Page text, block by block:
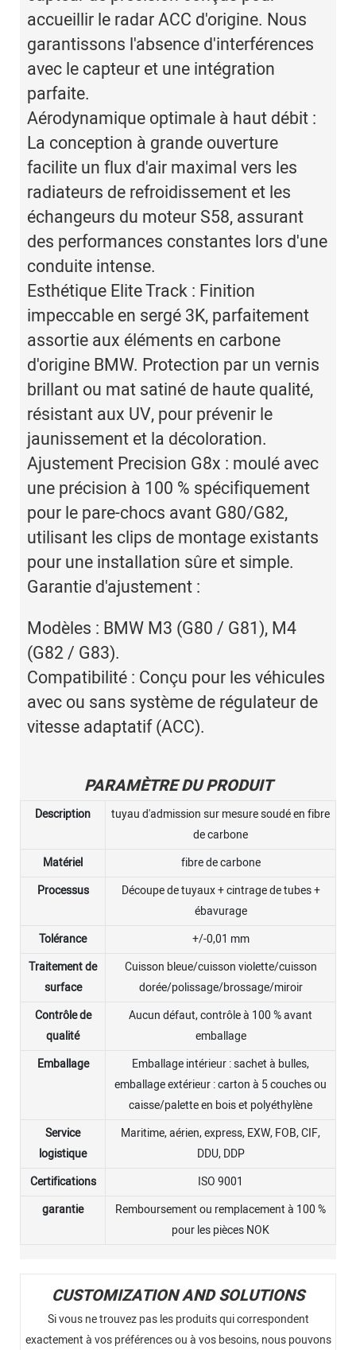
accueillir le radar ACC d'origine. Nous
garantissons l'absence d'interférences
avec le capteur et une intégration
parfaite.
Aérodynamique optimale à haut débit :
La conception à grande ouverture
facilite un flux d'air maximal vers les
radiateurs de refroidissement et les
échangeurs du moteur S58, assurant
des performances constantes lors d'une
conduite intense.
Esthétique Elite Track : Finition
impeccable en sergé 3K, parfaitement
assortie aux éléments en carbone
d'origine BMW. Protection par un vernis
brillant ou mat satiné de haute qualité,
résistant aux UV, pour prévenir le
jaunissement et la décoloration.
Ajustement Precision G8x : moulé avec
une précision à 100 % spécifiquement
pour le pare-chocs avant G80/G82,
utilisant les clips de montage existants
pour une installation sûre et simple.
Garantie d'ajustement :
Modèles : BMW M3 (G80 / G81), M4
(G82 / G83).
Compatibilité : Conçu pour les véhicules
avec ou sans système de régulateur de
vitesse adaptatif (ACC).
PARAMÈTRE DU PRODUIT
Description
tuyau d'admission sur mesure soudé en fibre
de carbone
Matériel
fibre de carbone
Processus
Découpe de tuyaux + cintrage de tubes +
ébavurage
Tolérance
+/-0,01 mm
Traitement de
surface
Cuisson bleue/cuisson violette/cuisson
dorée/polissage/brossage/miroir
Contrôle de
qualité
Aucun défaut, contrôle à 100 % avant
emballage
Emballage
Emballage intérieur : sachet à bulles,
emballage extérieur : carton à 5 couches ou
caisse/palette en bois et polyéthylène
Service
logistique
Maritime, aérien, express, EXW, FOB, CIF,
DDU, DDP
Certifications
ISO 9001
garantie
Remboursement ou remplacement à 100 %
pour les pièces NOK
CUSTOMIZATION AND SOLUTIONS
Si vous ne trouvez pas les produits qui correspondent
exactement à vos préférences ou à vos besoins, nous pouvons